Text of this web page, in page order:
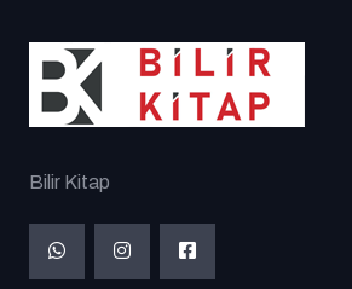
Bilir Kitap